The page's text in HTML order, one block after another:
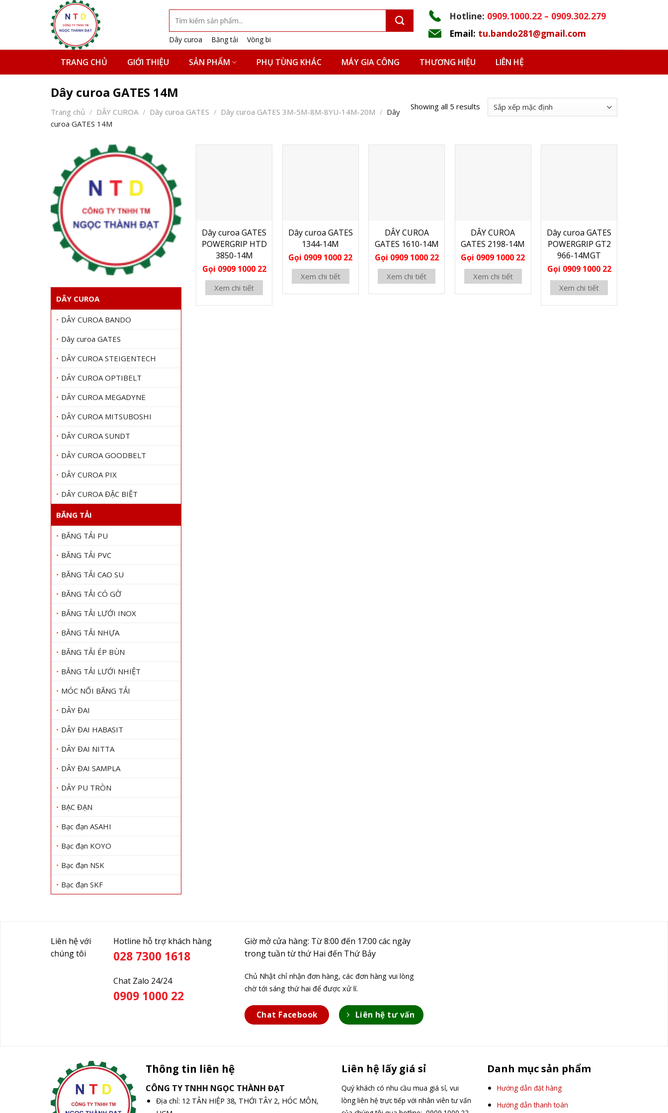
kiếm:
Dây curoa
Băng tải Vòng bi
Hotline: 0909.1000.22 – 0909.302.279
Email: tu.bando281@gmail.com
TRANG CHỦ GIỚI THIỆU SẢN PHẨM PHỤ TÙNG KHÁC MÁY GIA CÔNG THƯƠNG HIỆU LIÊN HỆ
Dây curoa GATES 14M
Trang chủ / DÂY CUROA / Dây curoa GATES / Dây curoa GATES 3M-5M-8M-8YU-14M-20M / Dây
curoa GATES 14M
Showing all 5 results
DÂY CUROA
DÂY CUROA BANDO
Dây curoa GATES
DÂY CUROA STEIGENTECH
DÂY CUROA OPTIBELT
DÂY CUROA MEGADYNE
DÂY CUROA MITSUBOSHI
DÂY CUROA SUNDT
DÂY CUROA GOODBELT
DÂY CUROA PIX
DÂY CUROA ĐẶC BIỆT
BĂNG TẢI
BĂNG TẢI PU
BĂNG TẢI PVC
BĂNG TẢI CAO SU
BĂNG TẢI CÓ GỜ
BĂNG TẢI LƯỚI INOX
BĂNG TẢI NHỰA
BĂNG TẢI ÉP BÙN
BĂNG TẢI LƯỚI NHIỆT
MÓC NỐI BĂNG TẢI
DÂY ĐAI
DÂY ĐAI HABASIT
DÂY ĐAI NITTA
DÂY ĐAI SAMPLA
DÂY PU TRÒN
BẠC ĐẠN
Bạc đạn ASAHI
Bạc đạn KOYO
Bạc đạn NSK
Bạc đạn SKF
Dây curoa GATES
POWERGRIP HTD
3850-14M
Gọi 0909 1000 22
Xem chi tiết
Dây curoa GATES
1344-14M
Gọi 0909 1000 22
Xem chi tiết
DÂY CUROA
GATES 1610-14M
Gọi 0909 1000 22
Xem chi tiết
DÂY CUROA
GATES 2198-14M
Gọi 0909 1000 22
Xem chi tiết
Dây curoa GATES
POWERGRIP GT2
966-14MGT
Gọi 0909 1000 22
Xem chi tiết
Liên hệ với
chúng tôi
Hotline hỗ trợ khách hàng
028 7300 1618
Chat Zalo 24/24
0909 1000 22
Giờ mở cửa hàng: Từ 8:00 đến 17:00 các ngày
trong tuần từ thứ Hai đến Thứ Bảy
Chủ Nhật chỉ nhận đơn hàng, các đơn hàng vui lòng
chờ tới sáng thứ hai để được xử lí.
Chat Facebook Liên hệ tư vấn
Thông tin liên hệ
CÔNG TY TNHH NGỌC THÀNH ĐẠT
Địa chỉ: 12 TÂN HIỆP 38, THỚI TÂY 2, HÓC MÔN,
Liên hệ lấy giá sỉ
Quý khách có nhu cầu mua giá sỉ, vui
lòng liên hệ trực tiếp với nhân viên tư vấn
Danh mục sản phẩm
Hướng dẫn đặt hàng
Hướng dẫn thanh toán